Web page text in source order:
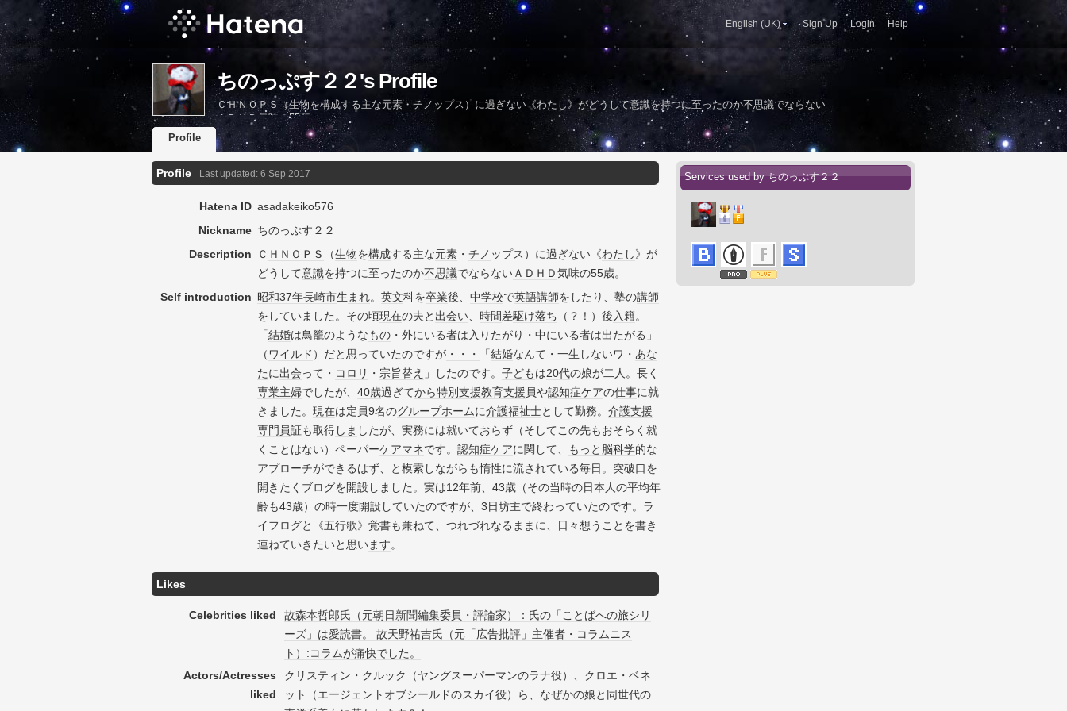
English (UK) Sign Up Login Help
ちのっぷす２２'s Profile
ＣＨＮＯＰＳ（生物を構成する主な元素・チノップス）に過ぎない《わたし》がどうして意識を持つに至ったのか不思議でならない
ＡＤＨＤ気味の55歳。
Profile
Profile Last updated: 6 Sep 2017
Hatena ID asadakeiko576
Nickname ちのっぷす２２
Description
Ｃ ＨＮ ＯＰＳ （生物を構成する主な元素 ・ チノ ップス）に過ぎない《わたし》が
どうして意識を持つに至ったのか不思議でならないＡＤＨＤ気味の55歳。
Self introduction 昭和37年長崎市生まれ。 英文科を卒業後、 中学校で英語講師をしたり、塾の講師
をしていました。その頃現在の夫と 出会い、 時間差駆け落ち （？！）後入籍。
「結婚は鳥籠のようなもの ・外にいる者は入りたがり・中にいる者は出たがる」
（ ワイルド ）だと思っていたのですが ・・・ 「結婚なんて・一生しないワ・ あな
たに出会って・ コロリ ・ 宗旨替え 」したのです。 子どもは20代の娘が二人。長く
専業主婦でしたが、 40歳過ぎてから特別支援教育支援員や認知症ケアの仕事に就
きました。 現在は定員9名のグループホームに介護福祉士として勤務。 介護支援
専門員証も取得しま したが、実務には就いておらず（そしてこの先もおそらく就
くことはない）ペーパーケアマネです。 認知症ケアに関して、 もっと 脳科学的な
アプローチができるはず、と模索しながらも惰性に流されている毎日。 突破口を
開きたく ブログを開設 しま した。実は12年前、43歳（その当時の日本人の平均年
齢も43歳）の時一度開設していたのですが、3日坊主で終わっていたのです。 ラ
イフログと《五行歌》覚書も兼ねて、つれづれなるままに、日々想うことを書き
連ねていきたいと思います。
Likes
Celebrities liked
故森本哲郎氏（元朝日新聞編集委員・評論家）：氏の「ことばへの旅シリ
ーズ」は愛読書。 故天野祐吉氏（元「広告批評」主催者・コラムニス
ト）:コラムが痛快でした。
Actors/Actresses
liked
クリスティン・クルック（ヤングスーパーマンのラナ役）、クロエ・ベネ
ット（エージェントオブシールドのスカイ役）ら、なぜかの娘と同世代の
Services used by ちのっぷす２２